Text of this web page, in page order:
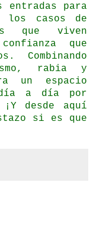
entradas para
los casos de
que viven
que
Combinando
rabia y
un espacio
a día por
desde aquí
si es que